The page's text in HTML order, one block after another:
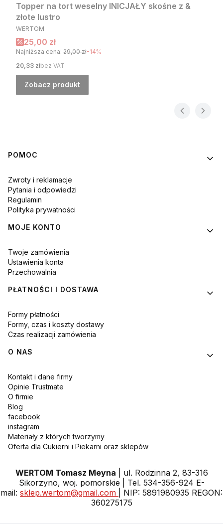
Topper na tort weselny INICJAŁY skośne z &
złote lustro
PRODUCENT
WERTOM
Cena promocyjna
25,00 zł
Najniższa cena: 29,00 zł-14%
Cena
20,33 złbez VAT
Zobacz produkt
Linki w stopce
POMOC
Zwroty i reklamacje
Pytania i odpowiedzi
Regulamin
Polityka prywatności
MOJE KONTO
Twoje zamówienia
Ustawienia konta
Przechowalnia
PŁATNOŚCI I DOSTAWA
Formy płatności
Formy, czas i koszty dostawy
Czas realizacji zamówienia
O NAS
Kontakt i dane firmy
Opinie Trustmate
O firmie
Blog
facebook
instagram
Materiały z których tworzymy
Oferta dla Cukierni i Piekarni oraz sklepów
WERTOM Tomasz Meyna | ul. Rodzinna 2, 83-316
Sikorzyno, woj. pomorskie | Tel. 534-356-924 E-
mail: sklep.wertom@gmail.com
| NIP: 5891980935 REGON:
360275175